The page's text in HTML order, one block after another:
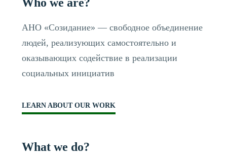
АНО «Созидание» — свободное объединение
людей, реализующих самостоятельно и
оказывающих содействие в реализации
социальных инициатив
LEARN ABOUT OUR WORK
What we do?